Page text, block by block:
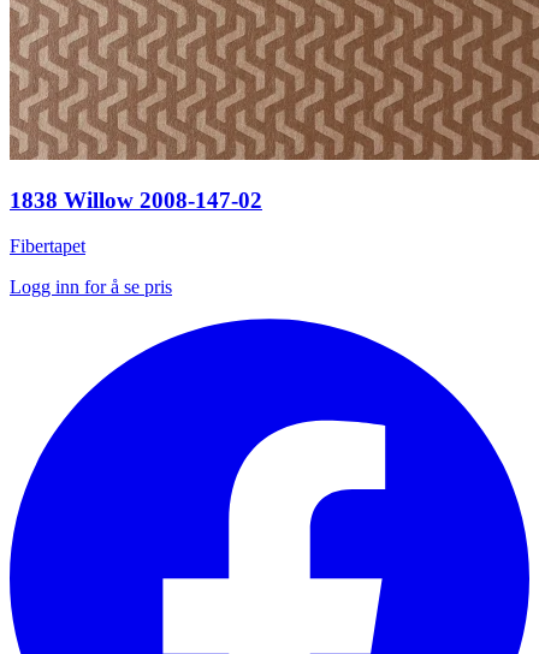
1838 Willow 2008-147-02
Fibertapet
Logg inn for å se pris